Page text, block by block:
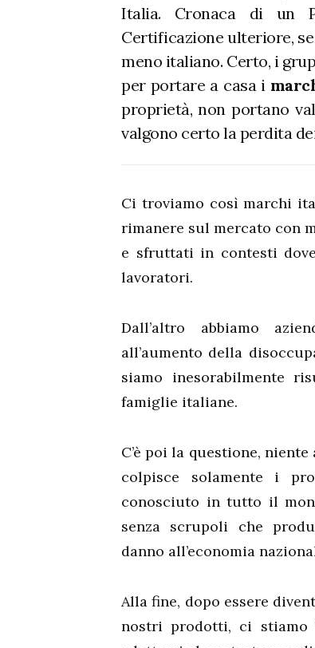
Italia. Cronaca di un
Certificazione ulteriore,
meno italiano. Certo, i
per portare a casa i
proprietà, non portano
valgono certo la perdita
Ci troviamo così marchi
rimanere sul mercato con
e sfruttati in contesti
lavoratori.
Dall’altro abbiamo
all’aumento della
siamo inesorabilmente
famiglie italiane.
C’è poi la questione,
colpisce solamente i
conosciuto in tutto il
senza scrupoli che
danno all’economia
Alla fine, dopo essere
nostri prodotti, ci stiamo